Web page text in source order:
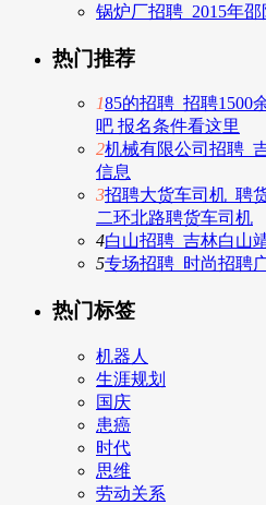
锅炉厂招聘_2015年
热门推荐
185的招聘_招聘1500
吧 报名条件看这里
2机械有限公司招聘_
信息
3招聘大货车司机_聘
二环北路聘货车司机
4白山招聘_吉林白山
5专场招聘_时尚招聘
热门标签
机器人
生涯规划
国庆
患癌
时代
思维
劳动关系